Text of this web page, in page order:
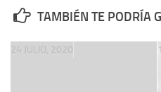
TAMBIÉN TE PODRÍA
24 JULIO, 2020